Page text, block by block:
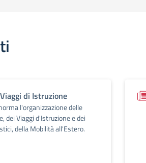
di Istruzione
l'organizzazione delle
dei Viaggi d'Istruzione e dei
della Mobilità all'Estero.